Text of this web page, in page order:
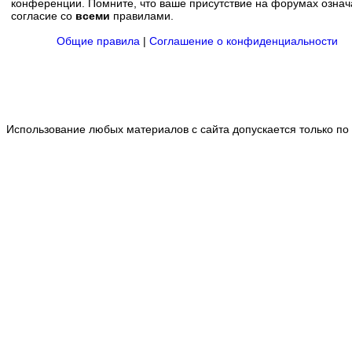
конференции. Помните, что ваше присутствие на форумах
согласие со всеми правилами.
Общие правила | Соглашение о конфиденциальности
Использование любых материалов с сайта допускается только